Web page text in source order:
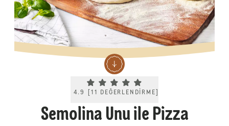
Current rating 4.9. Click to rate.
4.9 11 DEĞERLENDIRME
Semolina Unu ile Pizza